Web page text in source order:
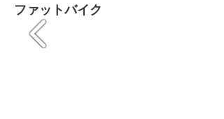
​ファットバイク